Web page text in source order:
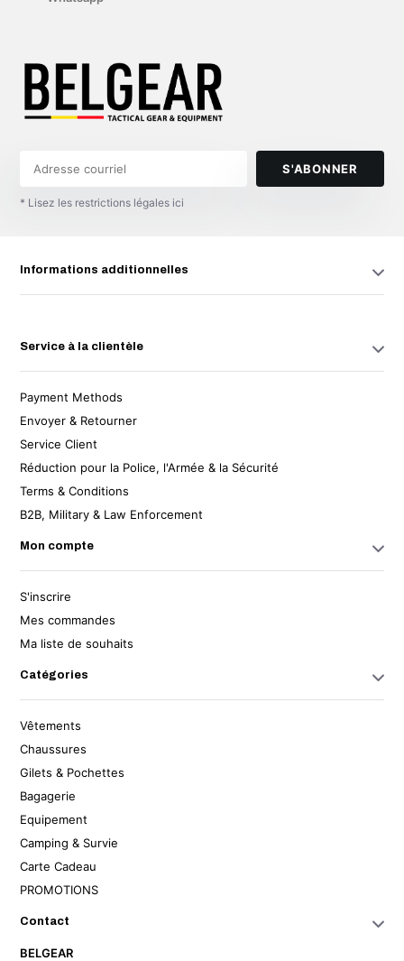
S'ABONNER
* Lisez les restrictions légales ici
Informations additionnelles
Service à la clientèle
Payment Methods
Envoyer & Retourner
Service Client
Réduction pour la Police, l'Armée & la Sécurité
Terms & Conditions
B2B, Military & Law Enforcement
Mon compte
S'inscrire
Mes commandes
Ma liste de souhaits
Catégories
Vêtements
Chaussures
Gilets & Pochettes
Bagagerie
Equipement
Camping & Survie
Carte Cadeau
PROMOTIONS
Contact
BELGEAR